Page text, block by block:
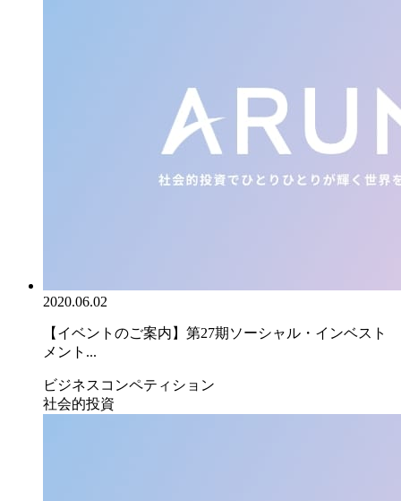
2020.06.02
【イベントのご案内】第27期ソーシャル・インベスト
メント...
ビジネスコンペティション
社会的投資